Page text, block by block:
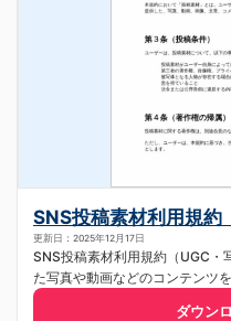
SNS投稿素材利用規約
更新日：2025年12月17日
SNS投稿素材利用規約（UGC・
た写真や動画などのコンテンツ
ダウン